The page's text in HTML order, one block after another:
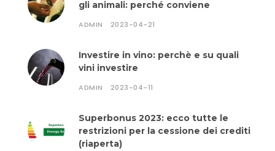
gli animali: perché conviene
ADMIN 2023-04-21
Investire in vino: perchè e su quali
vini investire
ADMIN 2023-04-11
Superbonus 2023: ecco tutte le
restrizioni per la cessione dei crediti
(riaperta)